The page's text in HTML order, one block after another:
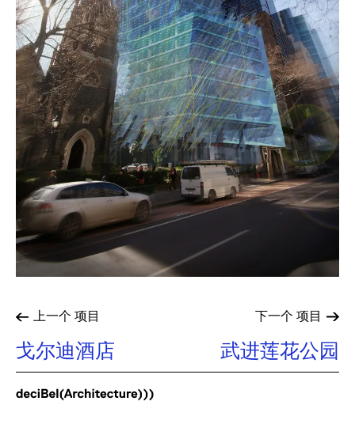
上一个 项目
戈尔迪酒店
下一个 项目
武进莲花公园